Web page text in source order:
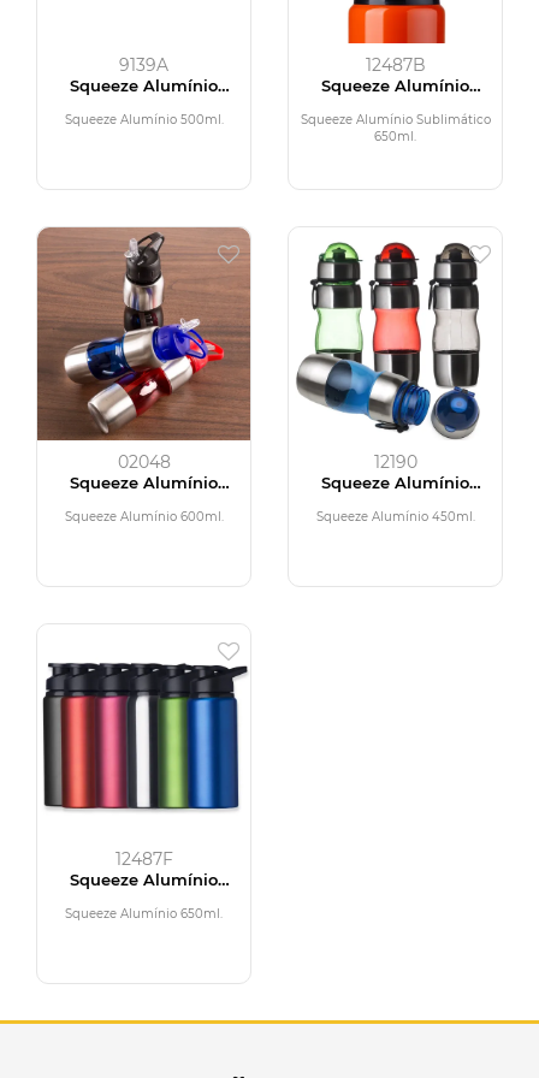
9139A
Squeeze Alumínio
Squeeze Alumínio 500ml.
12487B
Squeeze Alumínio
Squeeze Alumínio Sublimático
650ml.
02048
Squeeze Alumínio
Squeeze Alumínio 600ml.
12190
Squeeze Alumínio
Squeeze Alumínio 450ml.
12487F
Squeeze Alumínio
Squeeze Alumínio 650ml.